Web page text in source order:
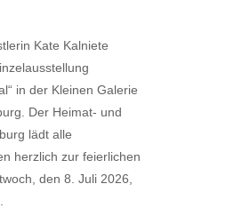
Kate Kalniete
in der Kleinen Galerie
Der Heimat- und
lädt alle
herzlich zur feierlichen
den 8. Juli 2026,